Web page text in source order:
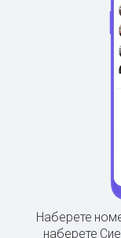
Наберете
наберете